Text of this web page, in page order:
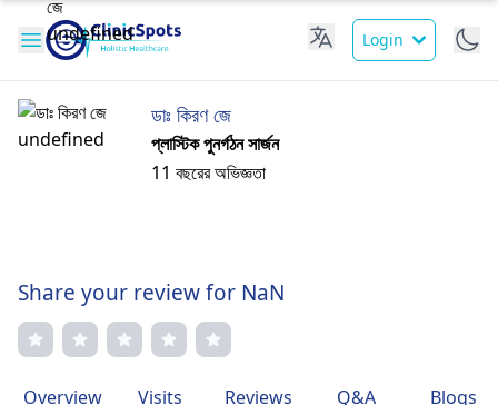
Login
ডাঃ কিরণ জে
প্লাস্টিক পুনর্গঠন সার্জন
11 বছরের অভিজ্ঞতা
Share your review for NaN
Overview Visits Reviews Q&A Blogs